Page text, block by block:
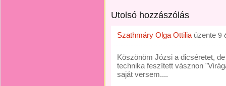
Utolsó hozzászólás
Szathmáry Olga Ottilia üzente 9
Köszönöm Józsi a dicséretet,
technika feszített vásznon
saját versem....